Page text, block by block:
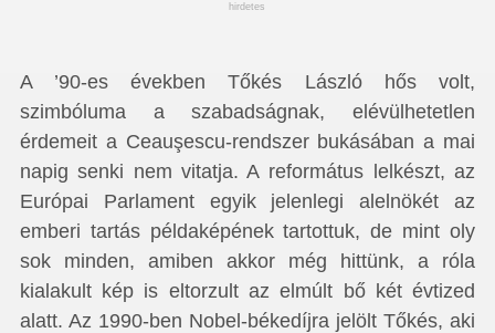
hirdetes
A ’90-es években Tőkés László hős volt,
szimbóluma a szabadságnak, elévülhetetlen
érdemeit a Ceauşescu-rendszer bukásában a mai
napig senki nem vitatja. A református lelkészt, az
Európai Parlament egyik jelenlegi alelnökét az
emberi tartás példaképének tartottuk, de mint oly
sok minden, amiben akkor még hittünk, a róla
kialakult kép is eltorzult az elmúlt bő két évtized
alatt. Az 1990-ben Nobel-békedíjra jelölt Tőkés, aki